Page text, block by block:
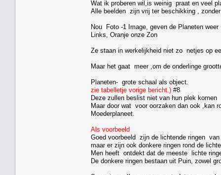
Wat ik proberen wil,is weinig praat en veel
Alle beelden zijn vrij ter beschikking ,
Nou Foto -1 Image, geven de Planeten
Links, Oranje onze Zon
Ze staan in werkelijkheid niet zo netjes op
Maar het gaat meer ,om de onderlinge
Planeten- grote schaal als object.
zie tabelletje vorige bericht.) #8
Deze zullen beslist niet van hun plek
Maar door wat voor oorzaken dan ook ,kan
Moederplaneet.
Als voorbeeld
Goed voorbeeld zijn de lichtende ringen van
maar er zijn ook donkere ringen rond de
Men heeft ontdekt dat de meeste lichte
De donkere ringen bestaan uit Puin, zowel